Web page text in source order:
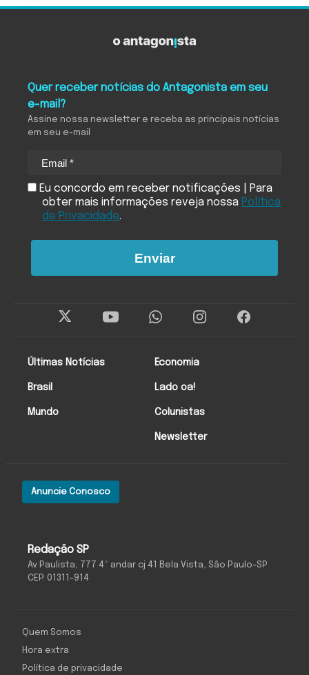
Redação SP
Av Paulista, 777 4º andar cj 41 Bela Vista, São Paulo-SP
CEP: 01311-914
Anuncie Conosco
Últimas Notícias
Brasil
Mundo
Economia
Lado oa!
Colunistas
Newsletter
Quer receber notícias do Antagonista em seu
e-mail?
Assine nossa newsletter e receba as principais notícias
em seu e-mail
Eu concordo em receber notificações | Para
obter mais informações reveja nossa Política
de Privacidade.
Enviar
Quem Somos
Hora extra
Política de privacidade